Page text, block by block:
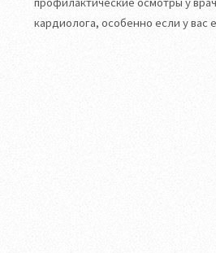
кардиолога, особенно если у вас